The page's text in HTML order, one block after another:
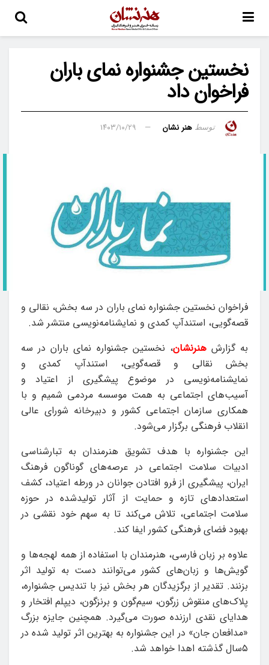
نخستین جشنواره نمای باران
فراخوان داد
توسط هنر نشان ۱۴۰۳/۱۰/۲۹
فراخوان نخستین جشنواره نمای باران در سه بخش، نقالی و
قصه‌گویی، استندآپ کمدی و نمایشنامه‌نویسی منتشر شد.
به گزارشهنرنشان، نخستین جشنواره نمای باران در سه
بخش نقالی و قصه‌گویی، استندآپ کمدی و
نمایشنامه‌نویسی در موضوع پیشگیری از اعتیاد و
آسیب‌های اجتماعی به همت موسسه مردمی شمیم و با
همکاری سازمان اجتماعی کشور و دبیرخانه شورای عالی
انقلاب فرهنگی برگزار می‌شود.
این جشنواره با هدف تشویق هنرمندان به تبارشناسی
ادبیات سلامت اجتماعی در عرصه‌های گوناگون فرهنگ
ایران، پیشگیری از فرو افتادن جوانان در ورطه‌ اعتیاد، کشف
استعدادهای تازه و حمایت از آثار تولیدشده در حوزه‌
سلامت اجتماعی، تلاش می‌کند تا به سهم خود نقشی در
بهبود فضای فرهنگی کشور ایفا کند.
علاوه بر زبان فارسی، هنرمندان با استفاده از همه‌ لهجه‌ها و
گویش‌ها و زبان‌های کشور می‌توانند دست به تولید اثر
بزنند. تقدیر از برگزیدگان هر بخش نیز با تندیس جشنواره،
پلاک‌های منقوش زرگون، سیم‌گون و برنزگون، دیپلم افتخار و
هدایای نقدی ارزنده صورت می‌گیرد. همچنین جایزه بزرگ
«مدافعان جان» در این جشنواره به بهترین اثر تولید شده در
۵سال گذشته اهدا خواهد شد.